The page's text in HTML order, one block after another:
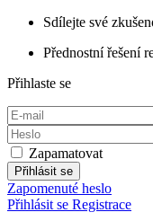
Sdílejte své
Přednostní řešení
Přihlaste se
Zapamatovat
Přihlásit se
Zapomenuté heslo
Přihlásit se Registrace